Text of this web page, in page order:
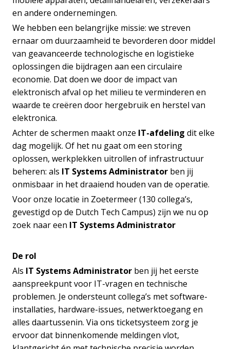
en andere ondernemingen.
We hebben een belangrijke missie: we streven
ernaar om duurzaamheid te bevorderen door middel
van geavanceerde technologische en logistieke
oplossingen die bijdragen aan een circulaire
economie. Dat doen we door de impact van
elektronisch afval op het milieu te verminderen en
waarde te creëren door hergebruik en herstel van
elektronica.
Achter de schermen maakt onze IT-afdeling dit elke
dag mogelijk. Of het nu gaat om een storing
oplossen, werkplekken uitrollen of infrastructuur
beheren: als IT Systems Administrator ben jij
onmisbaar in het draaiend houden van de operatie.
Voor onze locatie in Zoetermeer (130 collega’s,
gevestigd op de Dutch Tech Campus) zijn we nu op
zoek naar een IT Systems Administrator
De rol
Als IT Systems Administrator ben jij het eerste
aanspreekpunt voor IT-vragen en technische
problemen. Je ondersteunt collega’s met software-
installaties, hardware-issues, netwerktoegang en
alles daartussenin. Via ons ticketsysteem zorg je
ervoor dat binnenkomende meldingen vlot,